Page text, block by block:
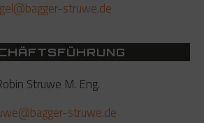
struwe.de
Struwe M. Eng.
struwe.de